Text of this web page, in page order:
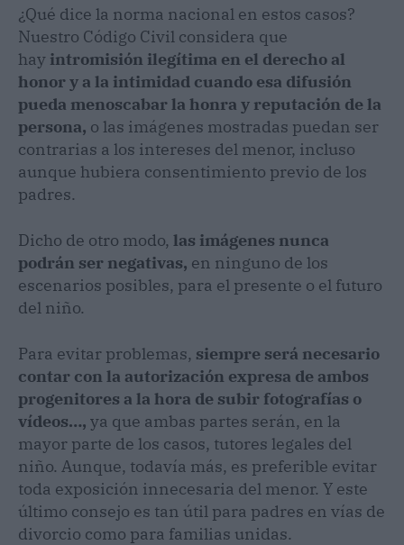
¿Qué dice la norma nacional en estos casos?
Nuestro Código Civil considera que
hay intromisión ilegítima en el derecho al
honor y a la intimidad cuando esa difusión
pueda menoscabar la honra y reputación de la
persona, o las imágenes mostradas puedan ser
contrarias a los intereses del menor, incluso
aunque hubiera consentimiento previo de los
padres.
Dicho de otro modo, las imágenes nunca
podrán ser negativas, en ninguno de los
escenarios posibles, para el presente o el futuro
del niño.
Para evitar problemas, siempre será necesario
contar con la autorización expresa de ambos
progenitores a la hora de subir fotografías o
vídeos…, ya que ambas partes serán, en la
mayor parte de los casos, tutores legales del
niño. Aunque, todavía más, es preferible evitar
toda exposición innecesaria del menor. Y este
último consejo es tan útil para padres en vías de
divorcio como para familias unidas.